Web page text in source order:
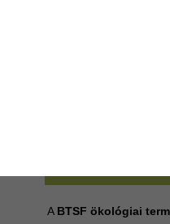
A BTSF ökológiai